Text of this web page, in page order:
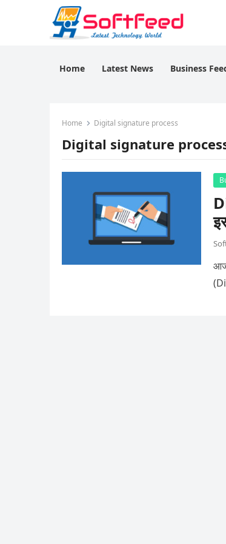
Home Latest News Business
Home Digital signature process
Digital signature